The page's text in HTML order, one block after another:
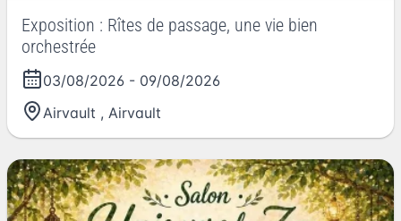
Exposition : Rîtes de passage, une vie bien
orchestrée
03/08/2026 - 09/08/2026
Airvault , Airvault